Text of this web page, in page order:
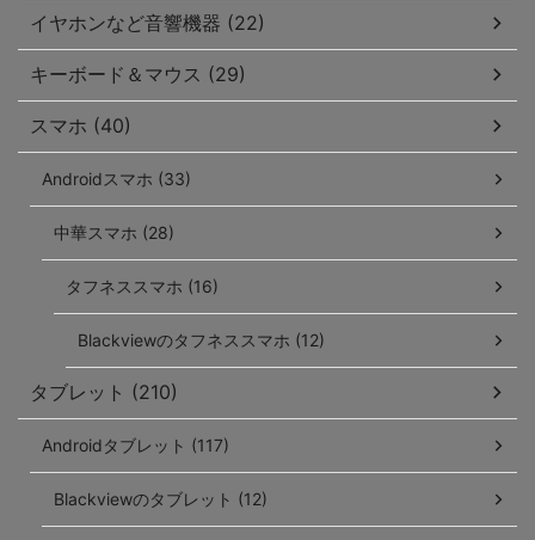
イヤホンなど音響機器 (22)
キーボード＆マウス (29)
スマホ (40)
Androidスマホ (33)
中華スマホ (28)
タフネススマホ (16)
Blackviewのタフネススマホ (12)
タブレット (210)
Androidタブレット (117)
Blackviewのタブレット (12)